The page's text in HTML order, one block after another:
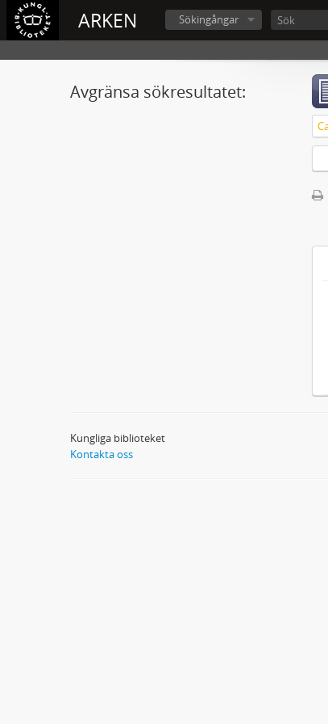
ARKEN Sökingångar
Avgränsa sökresultatet:
Kungliga biblioteket
Kontakta oss